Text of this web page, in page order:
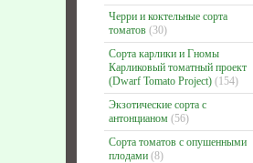
Черри и коктельные сорта
томатов (30)
Сорта карлики и Гномы
Карликовый томатный проект
(Dwarf Tomato Project) (154)
Экзотические сорта с
антонцианом (56)
Сорта томатов с опушенными
плодами (8)